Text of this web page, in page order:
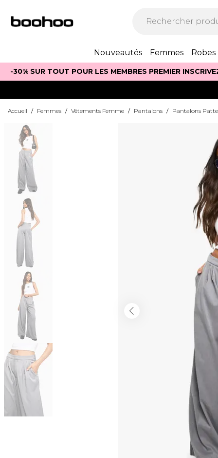
Nouveautés Femmes Robes
-30% SUR TOUT POUR LES MEMBRES PREMIER
Accueil / Femmes / Vêtements Femme / Pantalons / Pantalons